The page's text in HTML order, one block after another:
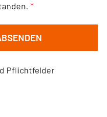
*
Pflichtfelder